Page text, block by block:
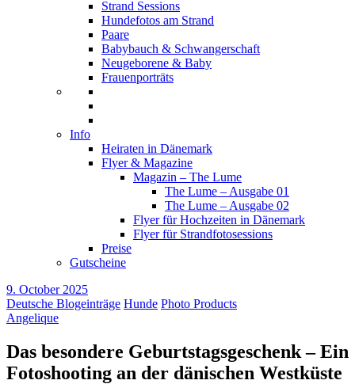
Strand Sessions
Hundefotos am Strand
Paare
Babybauch & Schwangerschaft
Neugeborene & Baby
Frauenporträts
Info
Heiraten in Dänemark
Flyer & Magazine
Magazin – The Lume
The Lume – Ausgabe 01
The Lume – Ausgabe 02
Flyer für Hochzeiten in Dänemark
Flyer für Strandfotosessions
Preise
Gutscheine
9. October 2025
Deutsche Blogeinträge Hunde Photo Products
Angelique
Das besondere Geburtstagsgeschenk – Ein
Fotoshooting an der dänischen Westküste